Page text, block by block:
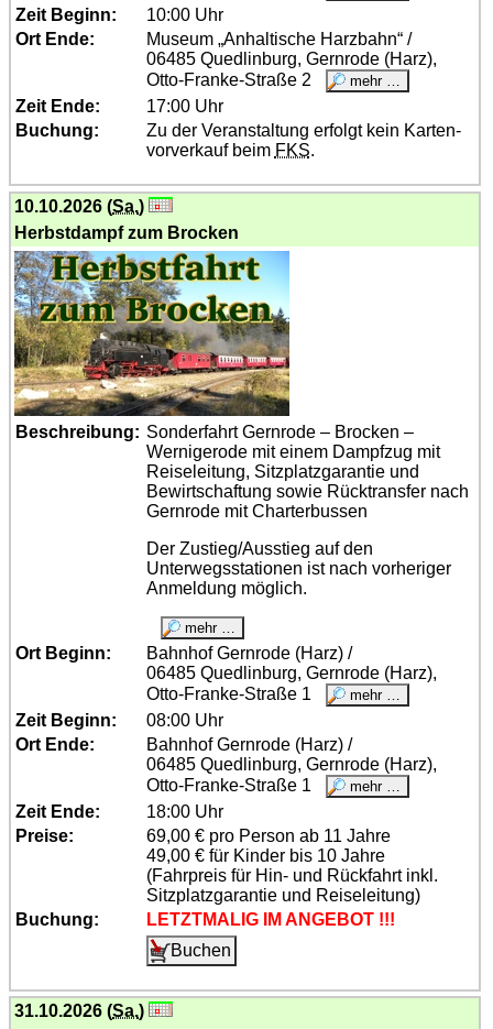
Zeit Beginn:
10:00 Uhr
Ort Ende:
Museum „Anhaltische Harzbahn“ /
06485 Quedlinburg, Gernrode (Harz),
Otto-Franke-Straße 2
Zeit Ende:
17:00 Uhr
Buchung:
Zu der Veranstaltung erfolgt kein Karten­
vor­verkauf beim FKS.
10.10.2026 (Sa.)
Herbstdampf zum Brocken
Beschreibung: Sonderfahrt Gernrode – Brocken –
Wernigerode mit einem Dampfzug mit
Reiseleitung, Sitzplatz­garantie und
Bewirtschaftung sowie Rücktransfer nach
Gernrode mit Charterbussen
Der Zustieg/Ausstieg auf den
Unterwegsstationen ist nach vorheriger
Anmeldung möglich.
Ort Beginn:
Bahnhof Gernrode (Harz) /
06485 Quedlinburg, Gernrode (Harz),
Otto-Franke-Straße 1
Zeit Beginn:
08:00 Uhr
Ort Ende:
Bahnhof Gernrode (Harz) /
06485 Quedlinburg, Gernrode (Harz),
Otto-Franke-Straße 1
Zeit Ende:
18:00 Uhr
Preise:
69,00 € pro Person ab 11 Jahre
49,00 € für Kinder bis 10 Jahre
(Fahrpreis für Hin- und Rückfahrt inkl.
Sitzplatzgarantie und Reiseleitung)
Buchung:
LETZTMALIG IM ANGEBOT !!!
31.10.2026 (Sa.)